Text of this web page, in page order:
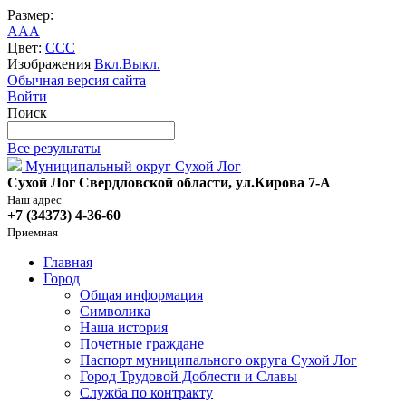
Размер:
AAA
Цвет: CCC
Изображения Вкл.Выкл.
Обычная версия сайта
Войти
Поиск
Все результаты
Муниципальный округ Сухой Лог
Сухой Лог Свердловской области, ул.Кирова 7-А
Наш адрес
+7 (34373) 4-36-60
Приемная
Главная
Город
Общая информация
Символика
Наша история
Почетные граждане
Паспорт муниципального округа Сухой Лог
Город Трудовой Доблести и Славы
Служба по контракту